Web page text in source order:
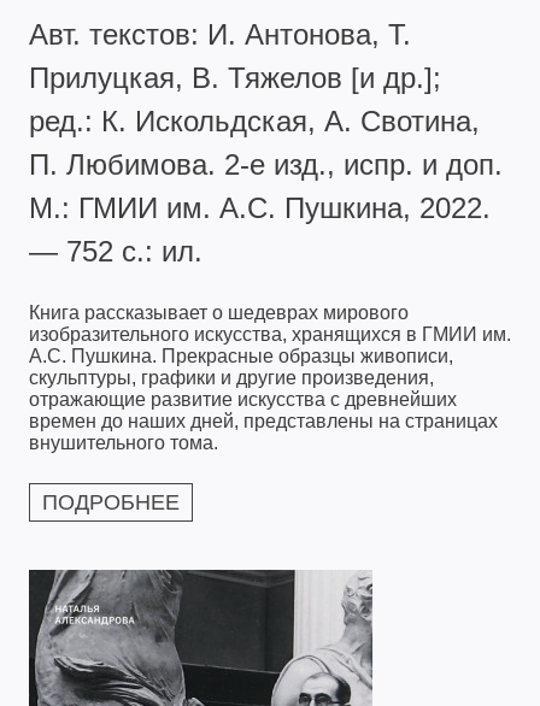
Авт. текстов: И. Антонова, Т.
Прилуцкая, В. Тяжелов [и др.];
ред.: К. Искольдская, А. Свотина,
П. Любимова. 2-е изд., испр. и доп.
М.: ГМИИ им. А.С. Пушкина, 2022.
— 752 с.: ил.
Книга рассказывает о шедеврах мирового
изобразительного искусства, хранящихся в ГМИИ им.
А.С. Пушкина. Прекрасные образцы живописи,
скульптуры, графики и другие произведения,
отражающие развитие искусства с древнейших
времен до наших дней, представлены на страницах
внушительного тома.
ПОДРОБНЕЕ